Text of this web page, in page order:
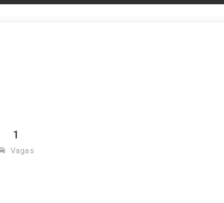
1
Vagas